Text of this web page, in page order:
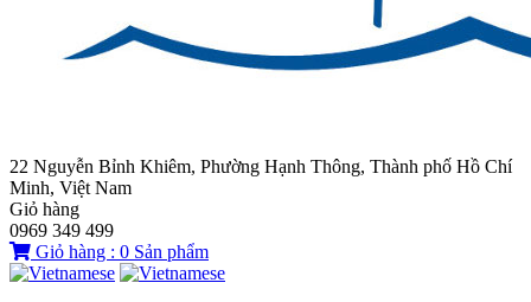
22 Nguyễn Bỉnh Khiêm, Phường Hạnh Thông, Thành phố Hồ Chí
Minh, Việt Nam
Giỏ hàng
0969 349 499
Giỏ hàng : 0 Sản phẩm